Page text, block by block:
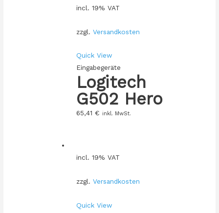
incl. 19% VAT
zzgl. Versandkosten
Quick View
Eingabegeräte
Logitech
G502 Hero
65,41 € inkl. MwSt.
incl. 19% VAT
zzgl. Versandkosten
Quick View